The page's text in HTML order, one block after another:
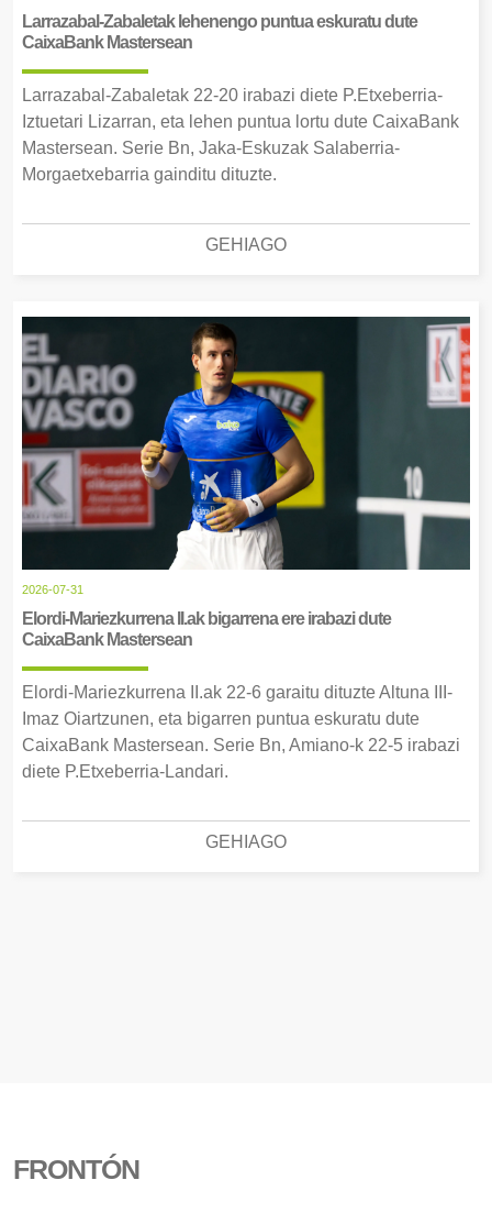
Larrazabal-Zabaletak lehenengo puntua eskuratu dute
CaixaBank Mastersean
Larrazabal-Zabaletak 22-20 irabazi diete P.Etxeberria-
Iztuetari Lizarran, eta lehen puntua lortu dute CaixaBank
Mastersean. Serie Bn, Jaka-Eskuzak Salaberria-
Morgaetxebarria gainditu dituzte.
GEHIAGO
2026-07-31
Elordi-Mariezkurrena II.ak bigarrena ere irabazi dute
CaixaBank Mastersean
Elordi-Mariezkurrena II.ak 22-6 garaitu dituzte Altuna III-
Imaz Oiartzunen, eta bigarren puntua eskuratu dute
CaixaBank Mastersean. Serie Bn, Amiano-k 22-5 irabazi
diete P.Etxeberria-Landari.
GEHIAGO
FRONTÓN